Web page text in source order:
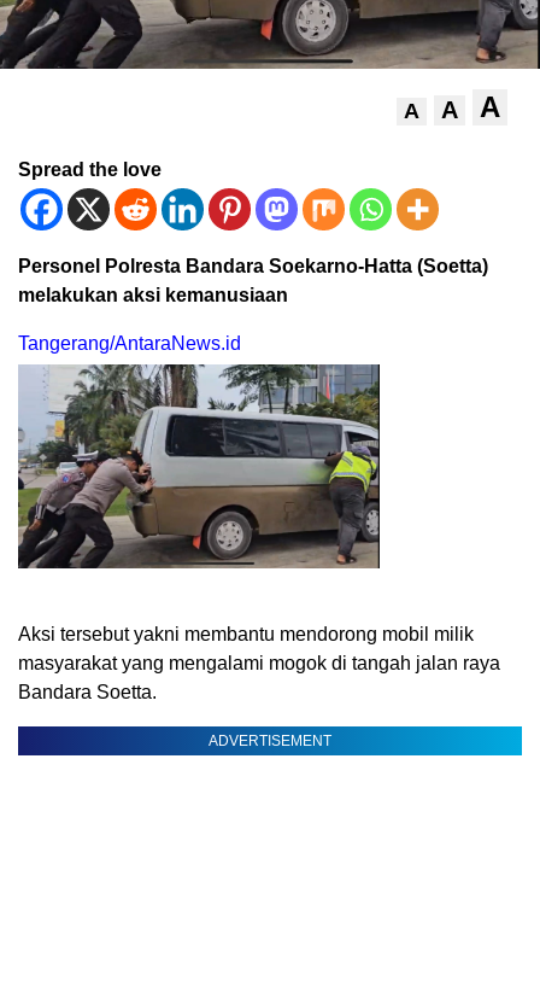
A A A
Spread the love
Personel Polresta Bandara Soekarno-Hatta (Soetta)
melakukan aksi kemanusiaan
Tangerang/AntaraNews.id
Aksi tersebut yakni membantu mendorong mobil milik
masyarakat yang mengalami mogok di tangah jalan raya
Bandara Soetta.
ADVERTISEMENT